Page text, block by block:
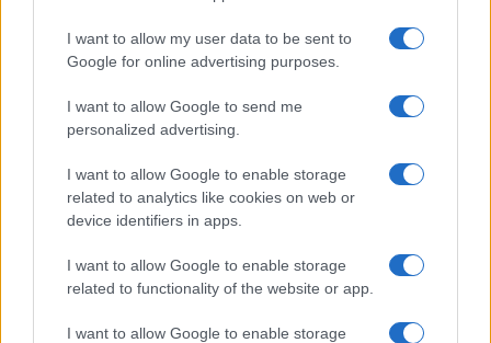
I want to allow my user data to be sent to
Google for online advertising purposes.
I want to allow Google to send me
personalized advertising.
I want to allow Google to enable storage
related to analytics like cookies on web or
device identifiers in apps.
I want to allow Google to enable storage
related to functionality of the website or app.
I want to allow Google to enable storage
SIM típus nanoSIM
SIM-ek száma 2 2
Terület Kína
120Hz, HDR10+, 800
nits (normál), 1000 nits
(csúcs)
Védelem Nincs IP53
Limited Edition Nincs